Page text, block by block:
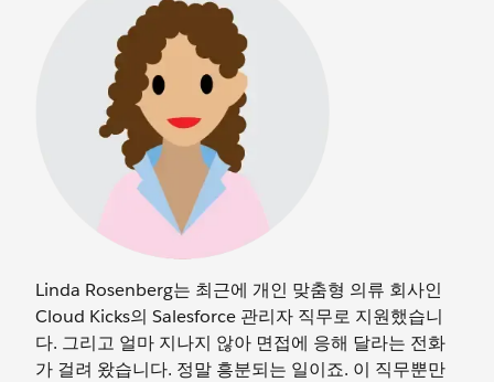
Linda Rosenberg는 최근에 개인 맞춤형 의류 회사인
Cloud Kicks의 Salesforce 관리자 직무로 지원했습니
다. 그리고 얼마 지나지 않아 면접에 응해 달라는 전화
가 걸려 왔습니다. 정말 흥분되는 일이죠. 이 직무뿐만